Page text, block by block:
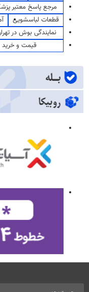
مرجع پاسخ معتبر
قطعات لباسشویی
نمایندگی بوش در
قیمت و